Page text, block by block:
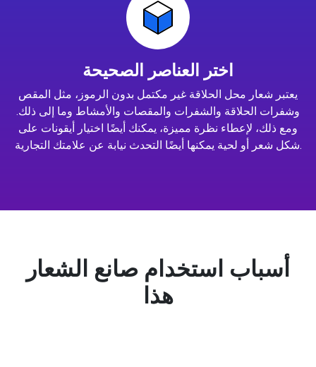
اختر العناصر الصحيحة
يعتبر شعار محل الحلاقة غير مكتمل بدون الرموز، مثل المقص
وشفرات الحلاقة والشفرات والمقصات والأمشاط وما إلى ذلك.
ومع ذلك، لإعطاء نظرة مميزة، يمكنك أيضًا اختيار أيقونات على
شكل شعر أو لحية يمكنها أيضًا التحدث نيابة عن علامتك التجارية.
أسباب استخدام صانع الشعار
هذا